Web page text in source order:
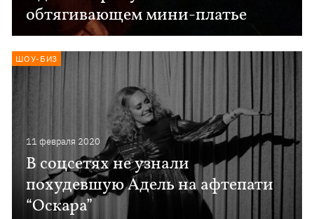
обтягивающем мини-платье
11 февраля 2020
В соцсетях не узнали
похудевшую Адель на афтепати
“Оскара”
ШОУ-БИЗ